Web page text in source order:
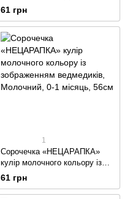
зображенням звірят
61 грн
1
Сорочечка «НЕЦАРАПКА»
кулір молочного кольору із
зображенням ведмедиків
61 грн